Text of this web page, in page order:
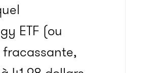
ETF (ou